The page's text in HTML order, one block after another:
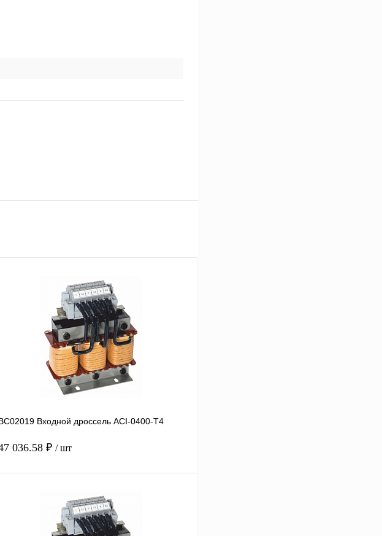
Входной дроссель ACI-0400-T4
036.58 ₽ / шт
В корзину
Купить в 1 клик Сравнение